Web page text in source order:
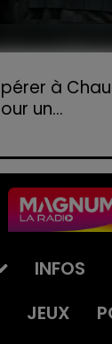
à
un...
de son
INFOS
JEUX